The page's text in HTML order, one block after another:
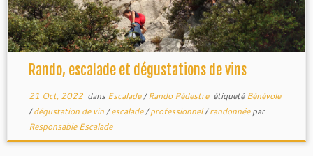
Rando, escalade et dégustations de vins
21 Oct, 2022dans Escalade/Rando Pédestre étiquetéBénévole
/dégustation de vin/escalade/professionnel/randonnéepar
Responsable Escalade